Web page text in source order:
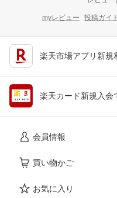
myレビュー 投稿ガイ
楽天市場アプリ新規
楽天カード新規入会
会員情報
買い物かご
お気に入り